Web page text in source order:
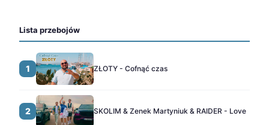
Lista przebojów
1 ZŁOTY - Cofnąć czas
2 SKOLIM & Zenek Martyniuk & RAIDER - Love